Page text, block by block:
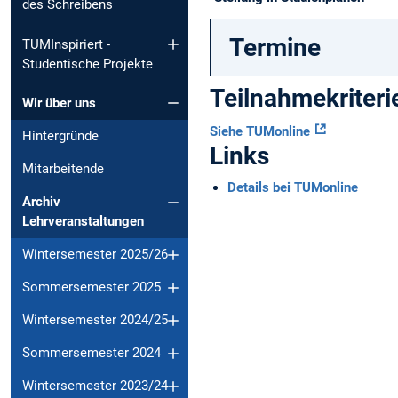
des Schreibens
TUMInspiriert -
Studentische Projekte
Wir über uns
Hintergründe
Mitarbeitende
Archiv
Lehrveranstaltungen
Wintersemester 2025/26
Sommersemester 2025
Wintersemester 2024/25
Sommersemester 2024
Wintersemester 2023/24
Termine
Siehe TUMonline
Links
Details bei TUMonline